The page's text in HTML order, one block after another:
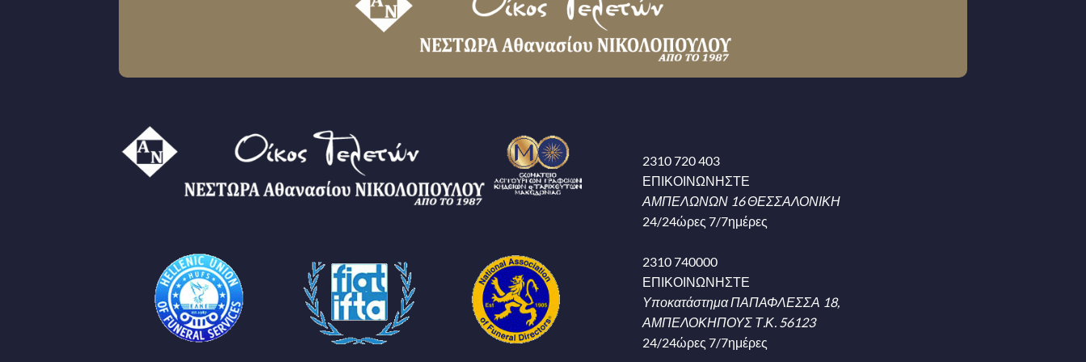
2310 720 403
ΕΠΙΚΟΙΝΩΝΗΣΤΕ
ΑΜΠΕΛΩΝΩΝ 16 ΘΕΣΣΑΛΟΝΙΚΗ
24/24ώρες 7/7ημέρες
2310 740000
ΕΠΙΚΟΙΝΩΝΗΣΤΕ
Υποκατάστημα ΠΑΠΑΦΛΕΣΣΑ 18,
ΑΜΠΕΛΟΚΗΠΟΥΣ Τ.Κ. 56123
24/24ώρες 7/7ημέρες